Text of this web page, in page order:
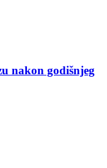
nakon godišnjeg